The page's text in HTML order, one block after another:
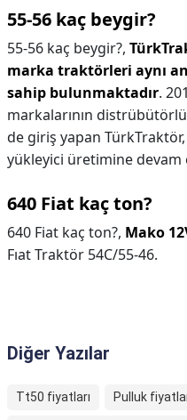
55-56 kaç beygir?
55-56 kaç beygir?,
marka traktörleri aynı
sahip bulunmaktadır.
markalarının
de giriş yapan TürkTraktör,
yükleyici üretimine devam
640 Fiat kaç ton?
640 Fiat kaç ton?, Mako
Fıat Traktör 54C/55-46.
Diğer Yazılar
Tt50 fiyatları Pulluk